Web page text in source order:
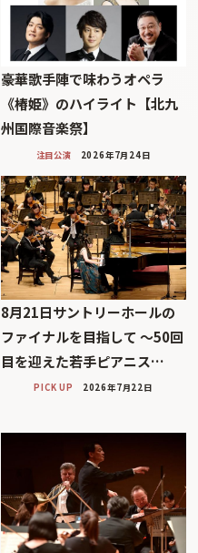
豪華歌手陣で味わうオペラ
《椿姫》のハイライト【北九
州国際音楽祭】
注目公演 2026年7月24日
8月21日サントリーホールの
ファイナルを目指して 〜50回
目を迎えた若手ピアニス…
PICK UP 2026年7月22日